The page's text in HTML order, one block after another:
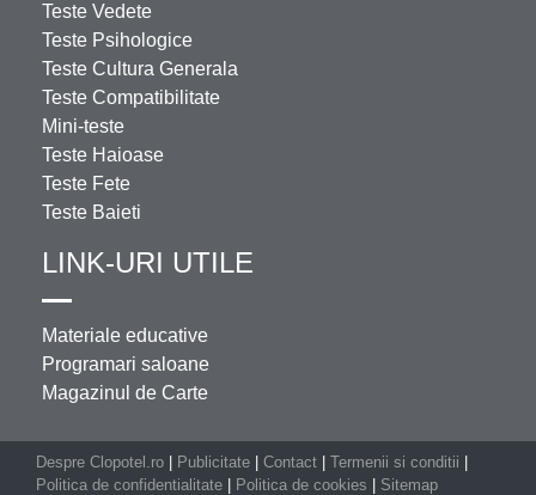
Teste Vedete
Teste Psihologice
Teste Cultura Generala
Teste Compatibilitate
Mini-teste
Teste Haioase
Teste Fete
Teste Baieti
LINK-URI UTILE
Materiale educative
Programari saloane
Magazinul de Carte
Despre Clopotel.ro Publicitate Contact Termenii si conditii
Politica de confidentialitate
Politica de cookies Sitemap